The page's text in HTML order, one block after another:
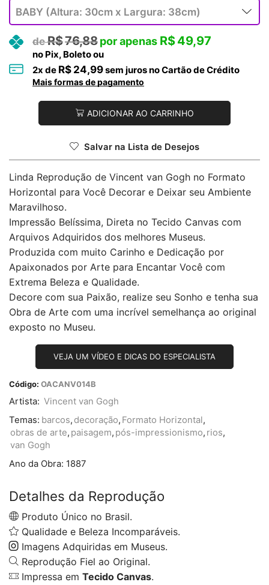
R$76,88 R$49,97
no Pix, Boleto ou
2x de R$ 24,99sem juros no Cartão de Crédito
Mais formas de pagamento
ADICIONAR AO CARRINHO
Salvar na Lista de Desejos
Linda Reprodução de Vincent van Gogh no Formato
Horizontal para Você Decorar e Deixar seu Ambiente
Maravilhoso.
Impressão Belíssima, Direta no Tecido Canvas com
Arquivos Adquiridos dos melhores Museus.
Produzida com muito Carinho e Dedicação por
Apaixonados por Arte para Encantar Você com
Extrema Beleza e Qualidade.
Decore com sua Paixão, realize seu Sonho e tenha sua
Obra de Arte com uma incrível semelhança ao original
exposto no Museu.
VEJA UM VÍDEO E DICAS DO ESPECIALISTA
Código: OACANV014B
Artista: Vincent van Gogh
Temas: barcos, decoração, Formato Horizontal ,
obras de arte, paisagem, pós-impressionismo, rios,
van Gogh
Ano da Obra: 1887
Detalhes da Reprodução
Produto Único no Brasil.
Qualidade e Beleza Incomparáveis.
Imagens Adquiridas em Museus.
Reprodução Fiel ao Original.
Impressa em Tecido Canvas.